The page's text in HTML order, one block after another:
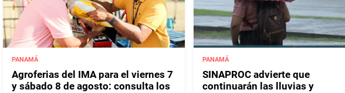
PANAMÁ
Agroferias del IMA para el viernes 7
y sábado 8 de agosto: consulta los
PANAMÁ
SINAPROC advierte que
continuarán las lluvias y